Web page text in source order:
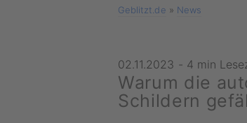
Geblitzt.de » News
02.11.2023 - 4 min
Warum die
Schildern